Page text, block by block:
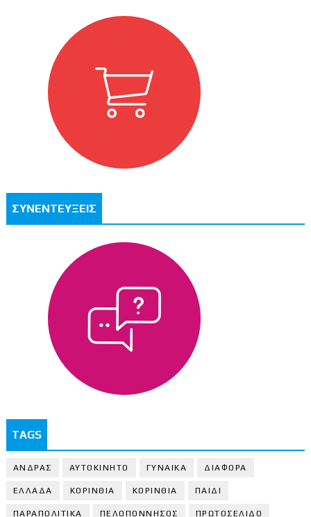
ΣΥΝΕΝΤΕΥΞΕΙΣ
TAGS
ΑΝΔΡΑΣ ΑΥΤΟΚΙΝΗΤΟ ΓΥΝΑΙΚΑ ΔΙΑΦΟΡΑ
ΕΛΛΑΔΑ ΚΟΡΙΝΘΙΑ ΚΟΡΙΝΘΙA ΠΑΙΔΙ
ΠΑΡΑΠΟΛΙΤΙΚΑ ΠΕΛΟΠΟΝΝΗΣΟΣ ΠΡΩΤΟΣΕΛΙΔΟ